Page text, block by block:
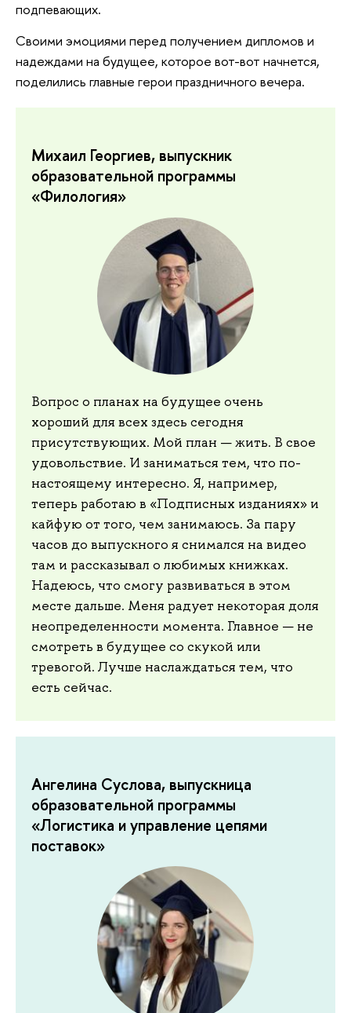
подпевающих.
Своими эмоциями перед получением дипломов и
надеждами на будущее, которое вот-вот начнется,
поделились главные герои праздничного вечера.
Михаил Георгиев, выпускник
образовательной программы
«Филология»
Вопрос о планах на будущее очень
хороший для всех здесь сегодня
присутствующих. Мой план — жить. В свое
удовольствие. И заниматься тем, что по-
настоящему интересно. Я, например,
теперь работаю в «Подписных изданиях» и
кайфую от того, чем занимаюсь. За пару
часов до выпускного я снимался на видео
там и рассказывал о любимых книжках.
Надеюсь, что смогу развиваться в этом
месте дальше. Меня радует некоторая доля
неопределенности момента. Главное — не
смотреть в будущее со скукой или
тревогой. Лучше наслаждаться тем, что
есть сейчас.
Ангелина Суслова, выпускница
образовательной программы
«Логистика и управление цепями
поставок»